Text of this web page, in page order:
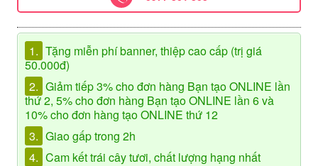
1. Tặng miễn phí banner, thiệp cao cấp (trị giá
50.000đ)
2. Giảm tiếp 3% cho đơn hàng Bạn tạo ONLINE lần
thứ 2, 5% cho đơn hàng Bạn tạo ONLINE lần 6 và
10% cho đơn hàng tạo ONLINE thứ 12
3. Giao gấp trong 2h
4. Cam kết trái cây tươi, chất lượng hạng nhất